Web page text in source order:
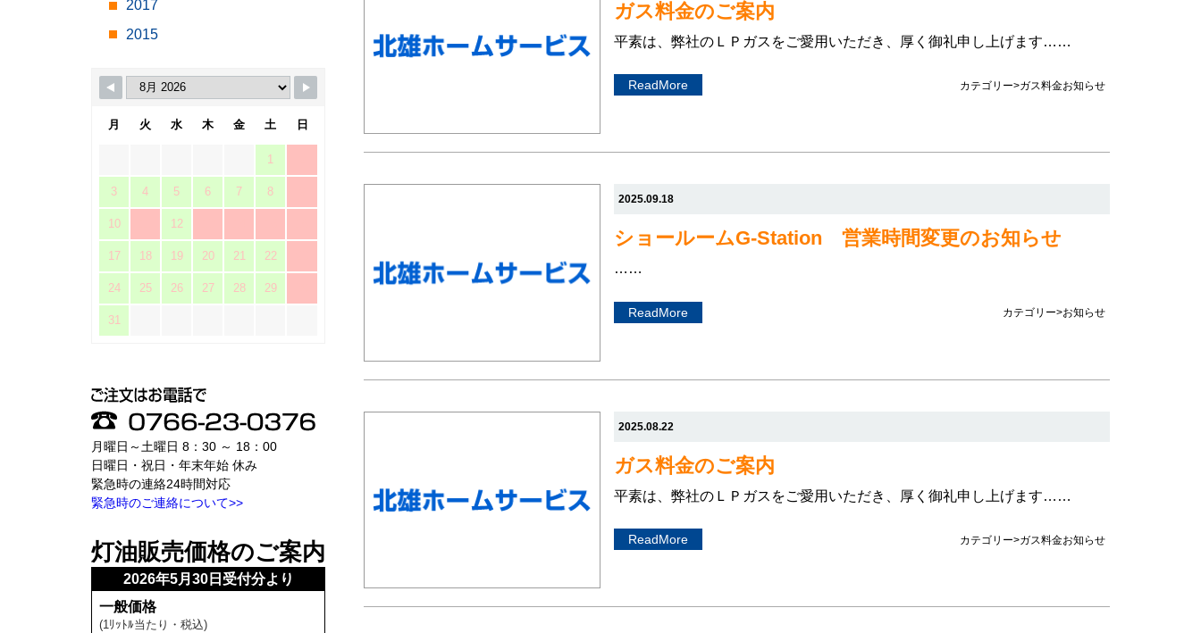
2017
2015
月 火 水 木 金 土 日
1
3 4 5 6 7 8
10 12
17 18 19 20 21 22
24 25 26 27 28 29
31
月曜日～土曜日 8：30 ～ 18：00
日曜日・祝日・年末年始 休み
緊急時の連絡24時間対応
緊急時のご連絡について>>
灯油販売価格のご案内
2026年5月30日受付分より
一般価格
(1ﾘｯﾄﾙ当たり・税込)
ガス料金のご案内
平素は、弊社のＬＰガスをご愛用いただき、厚く御礼申し上げます……
ReadMore カテゴリー>ガス料金お知らせ
2025.09.18
ショールームG-Station 営業時間変更のお知らせ
……
ReadMore カテゴリー>お知らせ
2025.08.22
ガス料金のご案内
平素は、弊社のＬＰガスをご愛用いただき、厚く御礼申し上げます……
ReadMore カテゴリー>ガス料金お知らせ